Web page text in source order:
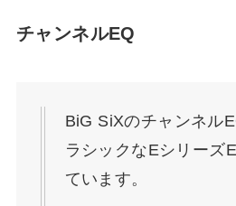
チャンネルEQ
BiG SiXのチャンネル
ラシックなEシリーズ
ています。